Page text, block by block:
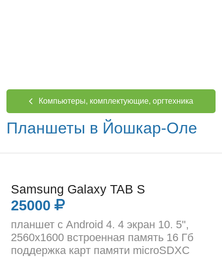
Компьютеры, комплектующие, оргтехника
Планшеты в Йошкар-Оле
Samsung Galaxy TAB S
25000
планшет с Android 4. 4 экран 10. 5",
2560x1600 встроенная память 16 Гб
поддержка карт памяти microSDXC